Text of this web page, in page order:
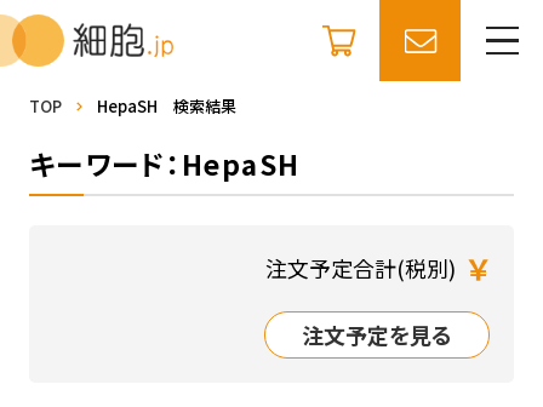
TOP HepaSH 検索結果
キーワード：HepaSH
注文予定合計(税別) ￥
注文予定を見る